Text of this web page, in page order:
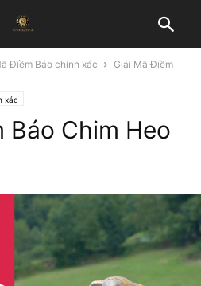
Điềm Báo chính xác
Giải Mã Điềm
xác
Báo Chim Heo